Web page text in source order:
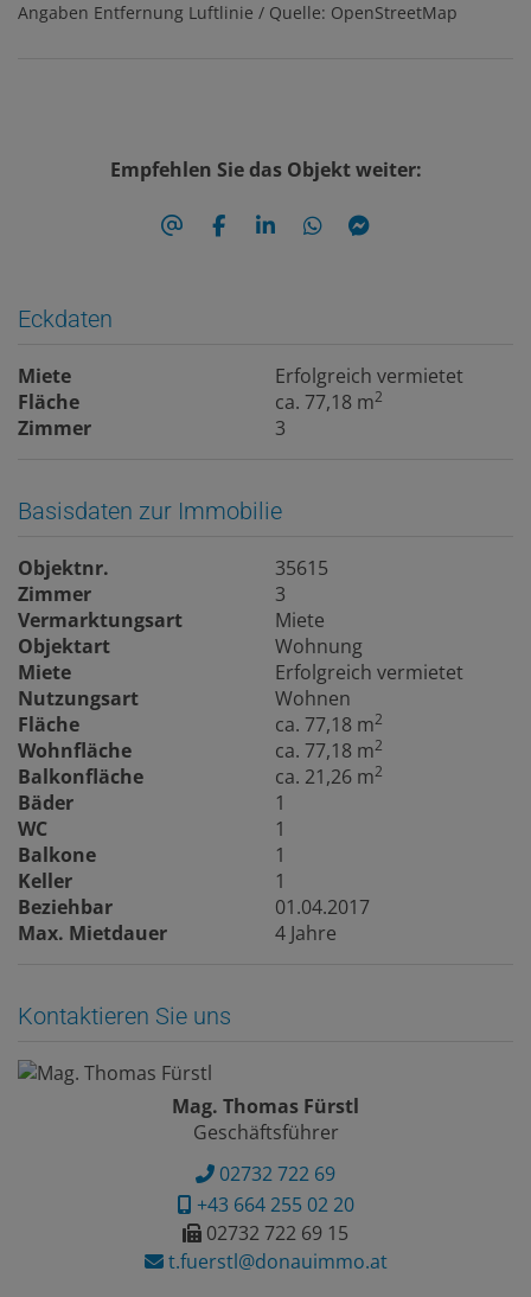
Angaben Entfernung Luftlinie / Quelle: OpenStreetMap
Empfehlen Sie das Objekt weiter:
Eckdaten
Miete
Erfolgreich vermietet
Fläche
ca. 77,18 m2
Zimmer 3
Basisdaten zur Immobilie
Objektnr.
35615
Zimmer
3
Vermarktungsart
Miete
Objektart
Wohnung
Miete
Erfolgreich vermietet
Nutzungsart
Wohnen
Fläche
ca. 77,18 m2
Wohnfläche ca. 77,18 m2
Balkonfläche ca. 21,26 m2
Bäder
1
WC
1
Balkone
1
Keller
1
Beziehbar
01.04.2017
Max. Mietdauer
4 Jahre
Kontaktieren Sie uns
Mag. Thomas Fürstl
Geschäftsführer
02732 722 69
+43 664 255 02 20
02732 722 69 15
t.fuerstl@donauimmo.at